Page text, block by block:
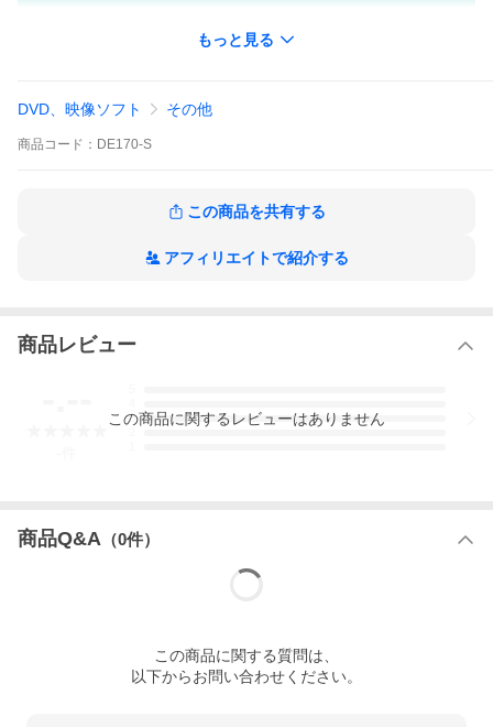
このDVDでは、仕組みのための７つの取組み
と、衛生士分野の売上を上げる方法論を解説し
スタッフの意識向上にもつながります。
DE170-S 予防歯科の仕組みづくり＆売上の方程式（33分）
■予防歯科の仕組みづくり
もっと見る
DVD、映像ソフト その他
商品 コード： DE170-S
この商品を共有する
アフィリエイトで紹介する
商品レビュー
3
この商品に関するレビューはありません
商品Q&A （0件）
この商品に関する質問は、
以下からお問い合わせください。